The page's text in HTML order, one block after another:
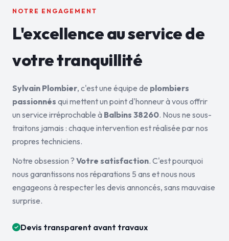
NOTRE ENGAGEMENT
L'excellence au service de
votre tranquillité
Sylvain Plombier, c'est une équipe de plombiers
passionnés qui mettent un point d'honneur à vous offrir
un service irréprochable à Balbins 38260. Nous ne sous-
traitons jamais : chaque intervention est réalisée par nos
propres techniciens.
Notre obsession ? Votre satisfaction. C'est pourquoi
nous garantissons nos réparations 5 ans et nous nous
engageons à respecter les devis annoncés, sans mauvaise
surprise.
Devis transparent avant travaux